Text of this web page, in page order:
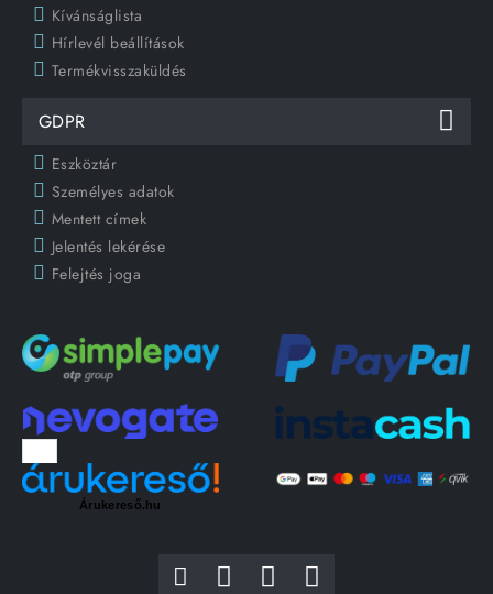
Kívánságlista
Hírlevél beállítások
Termékvisszaküldés
GDPR
Eszköztár
Személyes adatok
Mentett címek
Jelentés lekérése
Felejtés joga
Árukereső.hu